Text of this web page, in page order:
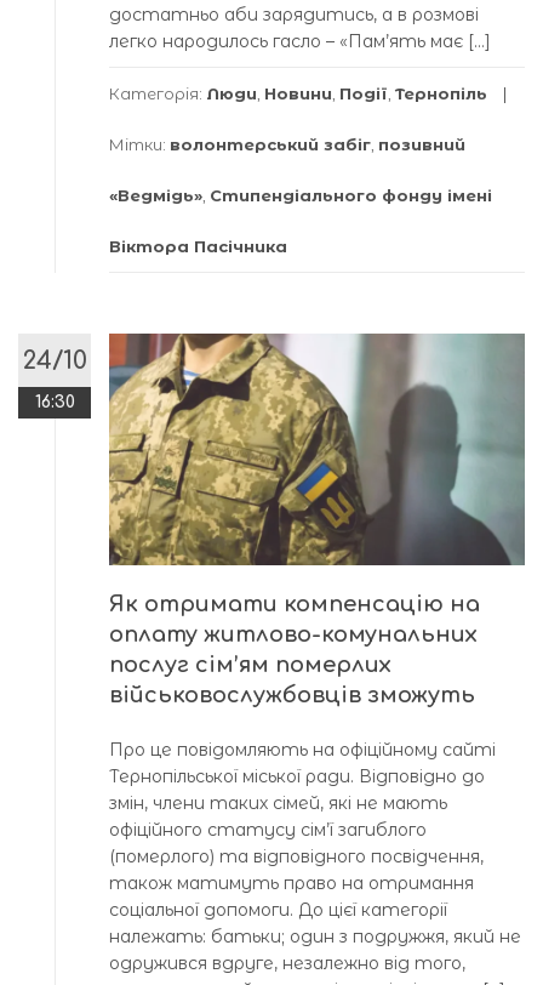
достатньо аби зарядитись, а в розмові
легко народилось гасло – «Пам’ять має […]
Категорія: Люди Новини Події Тернопіль
Мітки: волонтерський забіг позивний
«Ведмідь» Стипендіального фонду імені
Віктора Пасічника
24/10
16:30
Як отримати компенсацію на
оплату житлово-комунальних
послуг сім’ям померлих
військовослужбовців зможуть
Про це повідомляють на офіційному сайті
Тернопільської міської ради. Відповідно до
змін, члени таких сімей, які не мають
офіційного статусу сім’ї загиблого
(померлого) та відповідного посвідчення,
також матимуть право на отримання
соціальної допомоги. До цієї категорії
належать: батьки; один з подружжя, який не
одружився вдруге, незалежно від того,